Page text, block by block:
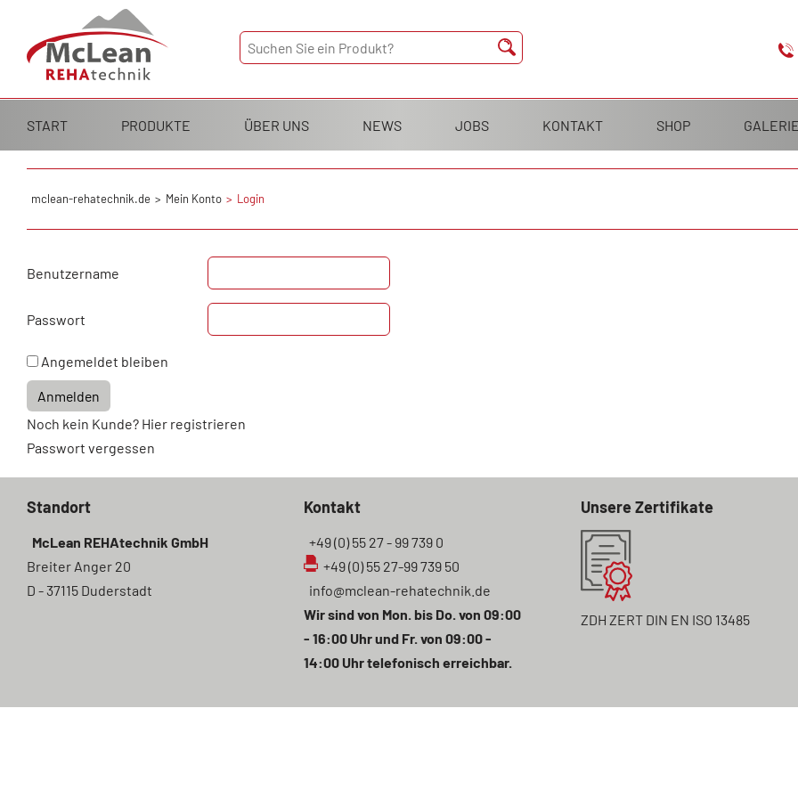
Navigation
überspringen
START PRODUKTE ÜBER UNS NEWS JOBS KONTAKT SHOP GALERIE
mclean-rehatechnik.de Mein Konto Login
Benutzername
Passwort
Angemeldet bleiben
Anmelden
Noch kein Kunde? Hier registrieren
Passwort vergessen
Standort
McLean REHAtechnik GmbH
Breiter Anger 20
D - 37115 Duderstadt
Kontakt
+49 (0) 55 27 - 99 739 0
+49 (0) 55 27-99 739 50
info@mclean-rehatechnik.de
Wir sind von Mon. bis Do. von 09:00
- 16:00 Uhr und Fr. von 09:00 -
14:00 Uhr telefonisch erreichbar.
Unsere Zertifikate
ZDH ZERT DIN EN ISO 13485